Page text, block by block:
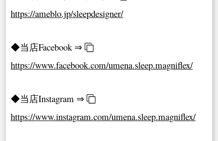
https://ameblo.jp/sleepdesigner/
◆当店Facebook ⇒
https://www.facebook.com/umena.sleep.magniflex/
◆当店Instagram ⇒
https://www.instagram.com/umena.sleep.magniflex/